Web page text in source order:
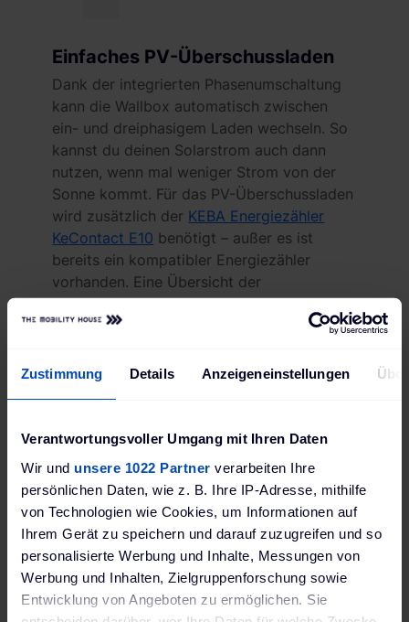
Zustimmung Details Anzeigeneinstellungen
Verantwortungsvoller Umgang mit Ihren Daten
Wir und unsere 1022 Partner verarbeiten Ihre
persönlichen Daten, wie z. B. Ihre IP-Adresse, mithilfe
von Technologien wie Cookies, um Informationen auf
Ihrem Gerät zu speichern und darauf zuzugreifen und so
personalisierte Werbung und Inhalte, Messungen von
Werbung und Inhalten, Zielgruppenforschung sowie
Entwicklung von Angeboten zu ermöglichen. Sie
Einfaches PV-Überschussladen
Dank der integrierten Phasenumschaltung
kann die Wallbox automatisch zwischen
ein- und dreiphasigem Laden wechseln. So
kannst du deinen Solarstrom auch dann
nutzen, wenn mal weniger Strom von der
Sonne kommt. Für das PV-Überschussladen
wird zusätzlich der KEBA Energiezähler
KeContact E10 benötigt – außer es ist
bereits ein kompatibler Energiezähler
vorhanden. Eine Übersicht der
unterstützten Geräte findest du in der KEBA
Kompatibilitätsliste
Einfache Installation
Punkt-Montage kann die Wallbox schnell
und einfach installiert werden. Ein
besonderer Vorteil ist der eingebaute FI-
Schutzschalter Typ A, der zusätzlichen
Aufwand, Zeit und Kosten spart.
Unkomplizierte Konfiguration
Die KeContact P40 ist intuitiv konfigurier-